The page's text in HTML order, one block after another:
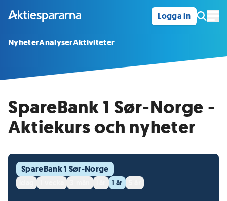
Logga in
NyheterAnalyserAktiviteter
SpareBank 1 Sør-Norge -
Aktiekurs och nyheter
SpareBank 1 Sør-Norge
1 år